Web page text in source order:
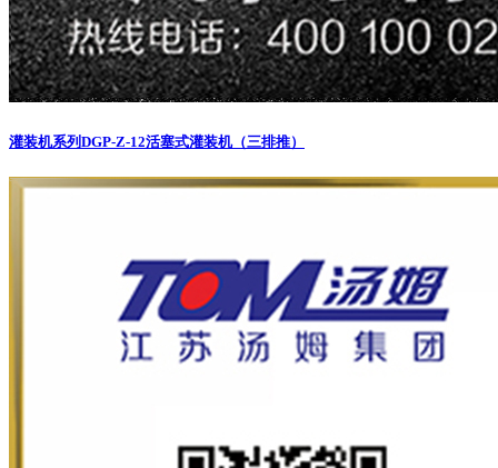
灌装机系列 DGP-Z-12活塞式灌装机（三排推）